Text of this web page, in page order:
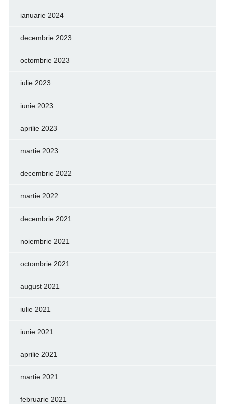
ianuarie 2024
decembrie 2023
octombrie 2023
iulie 2023
iunie 2023
aprilie 2023
martie 2023
decembrie 2022
martie 2022
decembrie 2021
noiembrie 2021
octombrie 2021
august 2021
iulie 2021
iunie 2021
aprilie 2021
martie 2021
februarie 2021